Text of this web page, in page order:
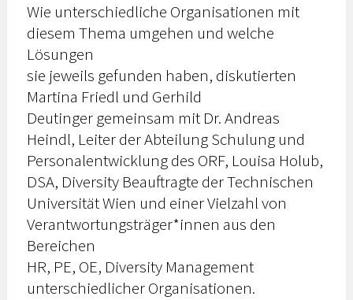
Wie unterschiedliche Organisationen mit
diesem Thema umgehen und welche
Lösungen
sie jeweils gefunden haben, diskutierten
Martina Friedl und Gerhild
Deutinger gemeinsam mit Dr. Andreas
Heindl, Leiter der Abteilung Schulung und
Personalentwicklung des ORF, Louisa Holub,
DSA, Diversity Beauftragte der Technischen
Universität Wien und einer Vielzahl von
Verantwortungsträger*innen aus den
Bereichen
HR, PE, OE, Diversity Management
unterschiedlicher Organisationen.